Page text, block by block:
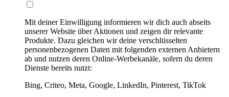
Mit deiner Einwilligung informieren wir dich auch abseits
unserer Website über Aktionen und zeigen dir relevante
Produkte. Dazu gleichen wir deine verschlüsselten
personenbezogenen Daten mit folgenden externen Anbietern
ab und nutzen deren Online-Werbekanäle, sofern du deren
Dienste bereits nutzt:
Bing, Criteo, Meta, Google, LinkedIn, Pinterest, TikTok